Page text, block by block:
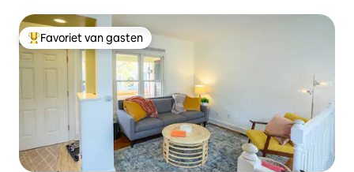
Topfavoriet van gasten
Favoriet van gasten